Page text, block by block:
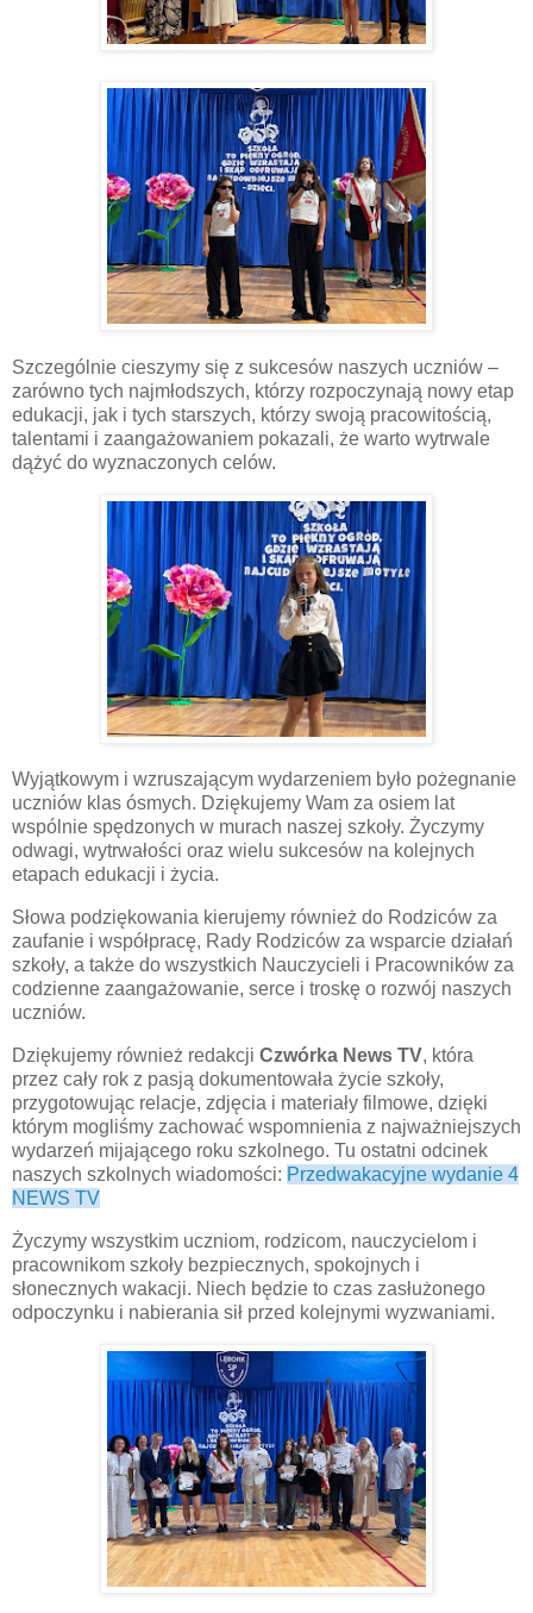
Szczególnie cieszymy się z sukcesów naszych uczniów –
zarówno tych najmłodszych, którzy rozpoczynają nowy etap
edukacji, jak i tych starszych, którzy swoją pracowitością,
talentami i zaangażowaniem pokazali, że warto wytrwale
dążyć do wyznaczonych celów.
Wyjątkowym i wzruszającym wydarzeniem było pożegnanie
uczniów klas ósmych. Dziękujemy Wam za osiem lat
wspólnie spędzonych w murach naszej szkoły. Życzymy
odwagi, wytrwałości oraz wielu sukcesów na kolejnych
etapach edukacji i życia.
Słowa podziękowania kierujemy również do Rodziców za
zaufanie i współpracę, Rady Rodziców za wsparcie działań
szkoły, a także do wszystkich Nauczycieli i Pracowników za
codzienne zaangażowanie, serce i troskę o rozwój naszych
uczniów.
Dziękujemy również redakcji Czwórka News TV, która
przez cały rok z pasją dokumentowała życie szkoły,
przygotowując relacje, zdjęcia i materiały filmowe, dzięki
którym mogliśmy zachować wspomnienia z najważniejszych
wydarzeń mijającego roku szkolnego. Tu ostatni odcinek
naszych szkolnych wiadomości: Przedwakacyjne wydanie 4
NEWS TV
Życzymy wszystkim uczniom, rodzicom, nauczycielom i
pracownikom szkoły bezpiecznych, spokojnych i
słonecznych wakacji. Niech będzie to czas zasłużonego
odpoczynku i nabierania sił przed kolejnymi wyzwaniami.